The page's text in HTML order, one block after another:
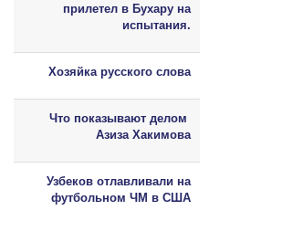
прилетел в Бухару на
испытания.
Хозяйка русского слова
Что показывают делом
Азиза Хакимова
Узбеков отлавливали на
футбольном ЧМ в США